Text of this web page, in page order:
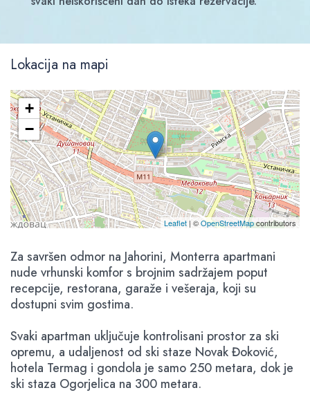
Lokacija na mapi
+
−
Leaflet | ©OpenStreetMapcontributors
Za savršen odmor na Jahorini, Monterra apartmani
nude vrhunski komfor s brojnim sadržajem poput
recepcije, restorana, garaže i vešeraja, koji su
dostupni svim gostima.
Svaki apartman uključuje kontrolisani prostor za ski
opremu, a udaljenost od ski staze Novak Đoković,
hotela Termag i gondola je samo 250 metara, dok je
ski staza Ogorjelica na 300 metara.